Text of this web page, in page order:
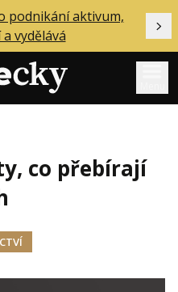
podnikání aktivum,
vydělává
co přebírají